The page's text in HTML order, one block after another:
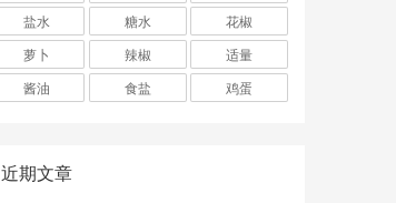
盐水
糖水
花椒
萝卜
辣椒
适量
酱油
食盐 鸡蛋
近期文章